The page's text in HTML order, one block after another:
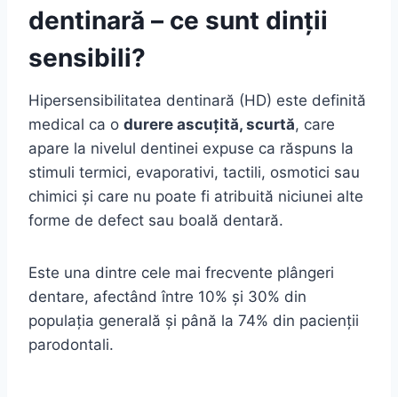
dentinară – ce sunt dinții
sensibili?
Hipersensibilitatea dentinară (HD) este definită
medical ca o durere ascuțită, scurtă, care
apare la nivelul dentinei expuse ca răspuns la
stimuli termici, evaporativi, tactili, osmotici sau
chimici și care nu poate fi atribuită niciunei alte
forme de defect sau boală dentară.
Este una dintre cele mai frecvente plângeri
dentare, afectând între 10% și 30% din
populația generală și până la 74% din pacienții
parodontali.